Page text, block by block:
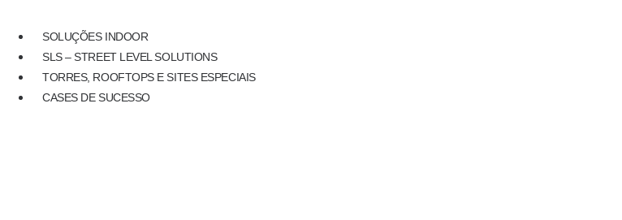
SOLUÇÕES INDOOR
SLS – STREET LEVEL SOLUTIONS
TORRES, ROOFTOPS E SITES ESPECIAIS
CASES DE SUCESSO